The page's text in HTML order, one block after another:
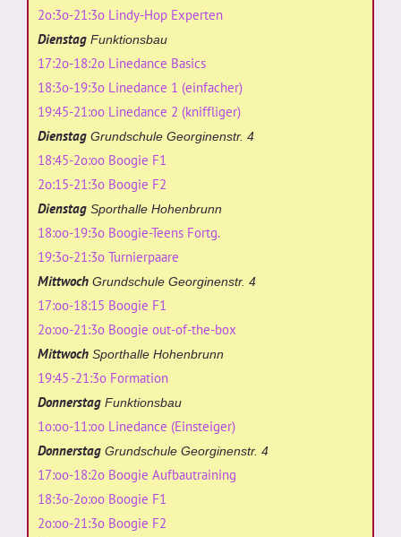
2o:3o-21:3o Lindy-Hop Experten
Dienstag Funktionsbau
17:2o-18:2o Linedance Basics
18:3o-19:3o Linedance 1 (einfacher)
19:45-21:oo Linedance 2 (kniffliger)
Dienstag Grundschule Georginenstr. 4
18:45-2o:oo Boogie F1
2o:15-21:3o Boogie F2
Dienstag Sporthalle Hohenbrunn
18:oo-19:3o Boogie-Teens Fortg.
19:3o-21:3o Turnierpaare
Mittwoch Grundschule Georginenstr. 4
17:oo-18:15 Boogie F1
2o:oo-21:3o Boogie out-of-the-box
Mittwoch Sporthalle Hohenbrunn
19:45 -21:3o Formation
Donnerstag Funktionsbau
1o:oo-11:oo Linedance (Einsteiger)
Donnerstag Grundschule Georginenstr. 4
17:oo-18:2o Boogie Aufbautraining
18:3o-2o:oo Boogie F1
2o:oo-21:3o Boogie F2